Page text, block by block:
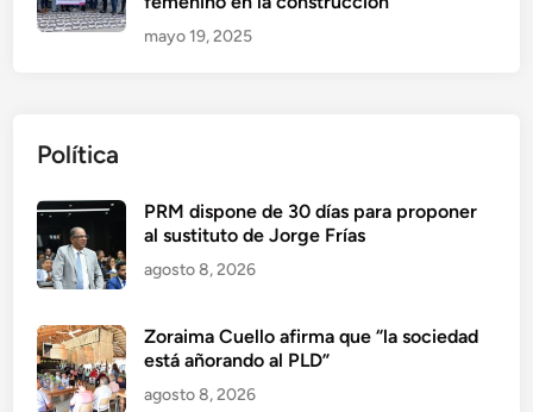
mayo 19, 2025
Política
PRM dispone de 30 días para proponer
al sustituto de Jorge Frías
agosto 8, 2026
Zoraima Cuello afirma que “la sociedad
está añorando al PLD”
agosto 8, 2026